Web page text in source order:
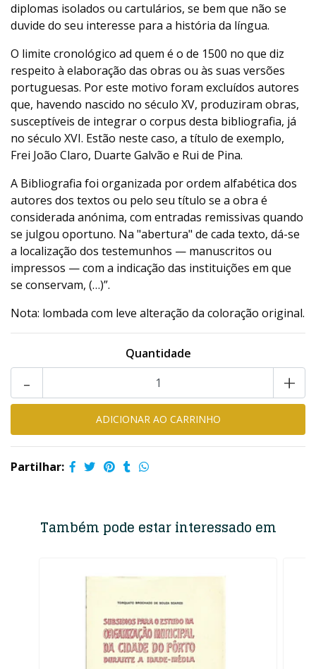
diplomas isolados ou cartulários, se bem que não se
duvide do seu interesse para a história da língua.
O limite cronológico ad quem é o de 1500 no que diz
respeito à elaboração das obras ou às suas versões
portuguesas. Por este motivo foram excluídos autores
que, havendo nascido no século XV, produziram obras,
susceptíveis de integrar o corpus desta bibliografia, já
no século XVI. Estão neste caso, a título de exemplo,
Frei João Claro, Duarte Galvão e Rui de Pina.
A Bibliografia foi organizada por ordem alfabética dos
autores dos textos ou pelo seu título se a obra é
considerada anónima, com entradas remissivas quando
se julgou oportuno. Na "abertura" de cada texto, dá-se
a localização dos testemunhos — manuscritos ou
impressos — com a indicação das instituições em que
se conservam, (…)”.
Nota: lombada com leve alteração da coloração original.
Quantidade
+
-
Partilhar:
Também pode estar interessado em